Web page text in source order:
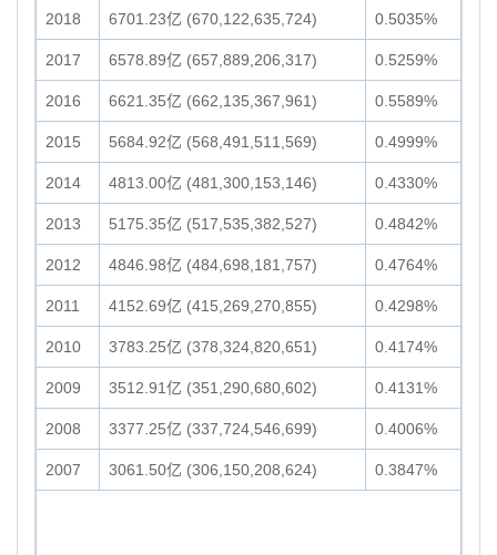
2018 6701.23亿 (670,122,635,724) 0.5035%
2017 6578.89亿 (657,889,206,317) 0.5259%
2016 6621.35亿 (662,135,367,961) 0.5589%
2015 5684.92亿 (568,491,511,569) 0.4999%
2014 4813.00亿 (481,300,153,146) 0.4330%
2013 5175.35亿 (517,535,382,527) 0.4842%
2012 4846.98亿 (484,698,181,757) 0.4764%
2011 4152.69亿 (415,269,270,855) 0.4298%
2010 3783.25亿 (378,324,820,651) 0.4174%
2009 3512.91亿 (351,290,680,602) 0.4131%
2008 3377.25亿 (337,724,546,699) 0.4006%
2007 3061.50亿 (306,150,208,624) 0.3847%